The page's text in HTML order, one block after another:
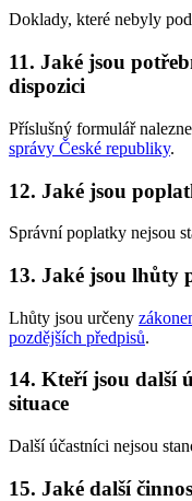
Doklady, které nebyly
11. Jaké jsou
dispozici
Příslušný formulář
správy České republiky.
12. Jaké jsou
Správní poplatky nejsou
13. Jaké jsou lhůty
Lhůty jsou určeny
pozdějších předpisů.
14. Kteří jsou další
situace
Další účastníci nejsou
15. Jaké další